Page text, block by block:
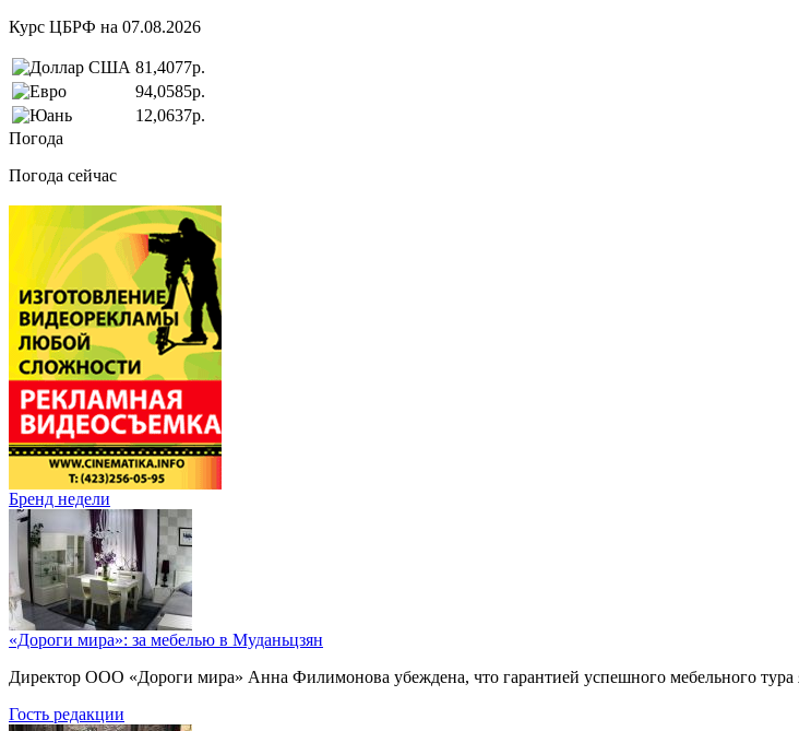
Курс ЦБРФ на 07.08.2026
81,4077р.
94,0585р.
12,0637р.
Погода
Погода сейчас
Бренд недели
«Дороги мира»: за мебелью в Муданьцзян
Директор ООО «Дороги мира» Анна Филимонова убеждена, что гарантией успешного мебельного тура
Гость редакции